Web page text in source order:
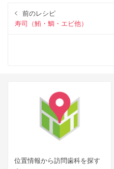
前のレシピ
寿司（鮪・鯛・エビ他）
位置情報から訪問歯科を探す